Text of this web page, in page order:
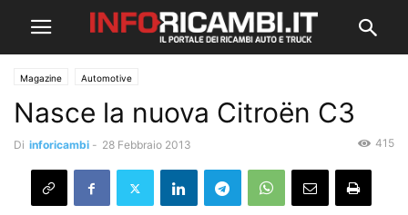
Magazine Automotive
Nasce la nuova Citroën C3
Di inforicambi - 28 Febbraio 2013 415